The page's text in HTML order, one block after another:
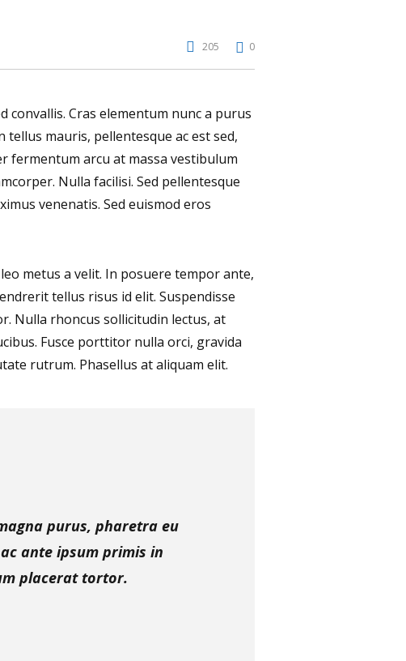
205 0
Cras elementum nunc a purus
mauris, pellentesque ac est sed,
fermentum arcu at massa vestibulum
Nulla facilisi. Sed pellentesque
venenatis. Sed euismod eros
metus a velit. In posuere tempor ante,
tellus risus id elit. Suspendisse
Nulla rhoncus sollicitudin lectus, at
Fusce porttitor nulla orci, gravida
rutrum. Phasellus at aliquam elit.
purus, pharetra eu
ante ipsum primis in
placerat tortor.